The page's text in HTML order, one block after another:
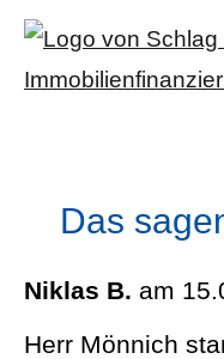
Das
Niklas B. am
Herr Mönnich